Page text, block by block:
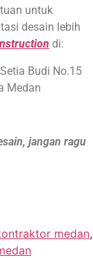
untuk
desain lebih
di:
Budi No.15
Medan
jangan ragu
medan,